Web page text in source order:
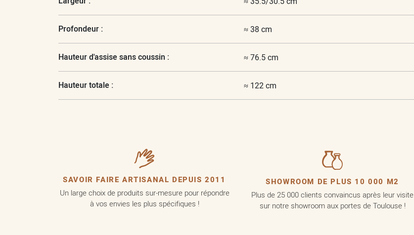
Profondeur : ≈ 38 cm
Hauteur d'assise sans coussin : ≈ 76.5 cm
Hauteur totale : ≈ 122 cm
SAVOIR FAIRE ARTISANAL DEPUIS 2011
Un large choix de produits sur-mesure pour répondre
à vos envies les plus spécifiques !
SHOWROOM DE PLUS 10 000 M2
Plus de 25 000 clients convaincus après leur visite
sur notre showroom aux portes de Toulouse !